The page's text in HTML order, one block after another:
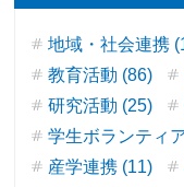
地域・社会連携
教育活動 (86)
研究活動 (25)
学生ボランティ
産学連携 (11)